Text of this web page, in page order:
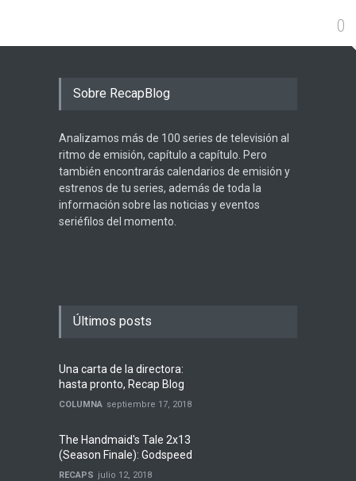
0
Sobre RecapBlog
Analizamos más de 100 series de televisión al
ritmo de emisión, capítulo a capítulo. Pero
también encontrarás calendarios de emisión y
estrenos de tu series, además de toda la
información sobre las noticias y eventos
seriéfilos del momento.
Últimos posts
Una carta de la directora:
hasta pronto, Recap Blog
COLUMNA septiembre 17, 2018
The Handmaid's Tale 2x13
(Season Finale): Godspeed
RECAPS julio 12, 2018